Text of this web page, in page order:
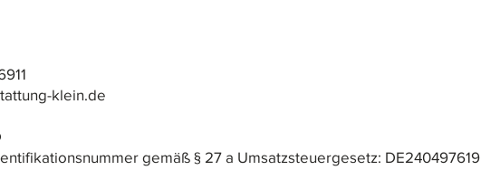
klein.de
gemäß § 27 a Umsatzsteuergesetz: DE240497619